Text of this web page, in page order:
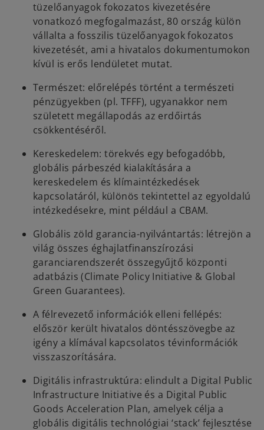
tüzelőanyagok fokozatos kivezetésére
vonatkozó megfogalmazást, 80 ország külön
vállalta a fosszilis tüzelőanyagok fokozatos
kivezetését, ami a hivatalos dokumentumokon
kívül is erős lendületet mutat.
Természet: előrelépés történt a természeti
pénzügyekben (pl. TFFF), ugyanakkor nem
született megállapodás az erdőirtás
csökkentéséről.
Kereskedelem: törekvés egy befogadóbb,
globális párbeszéd kialakítására a
kereskedelem és klímaintézkedések
kapcsolatáról, különös tekintettel az egyoldalú
intézkedésekre, mint például a CBAM.
Globális zöld garancia-nyilvántartás: létrejön a
világ összes éghajlatfinanszírozási
garanciarendszerét összegyűjtő központi
adatbázis (Climate Policy Initiative & Global
Green Guarantees).
A félrevezető információk elleni fellépés:
először került hivatalos döntésszövegbe az
igény a klímával kapcsolatos tévinformációk
visszaszorítására.
Digitális infrastruktúra: elindult a Digital Public
Infrastructure Initiative és a Digital Public
Goods Acceleration Plan, amelyek célja a
globális digitális technológiai ‘stack’ fejlesztése